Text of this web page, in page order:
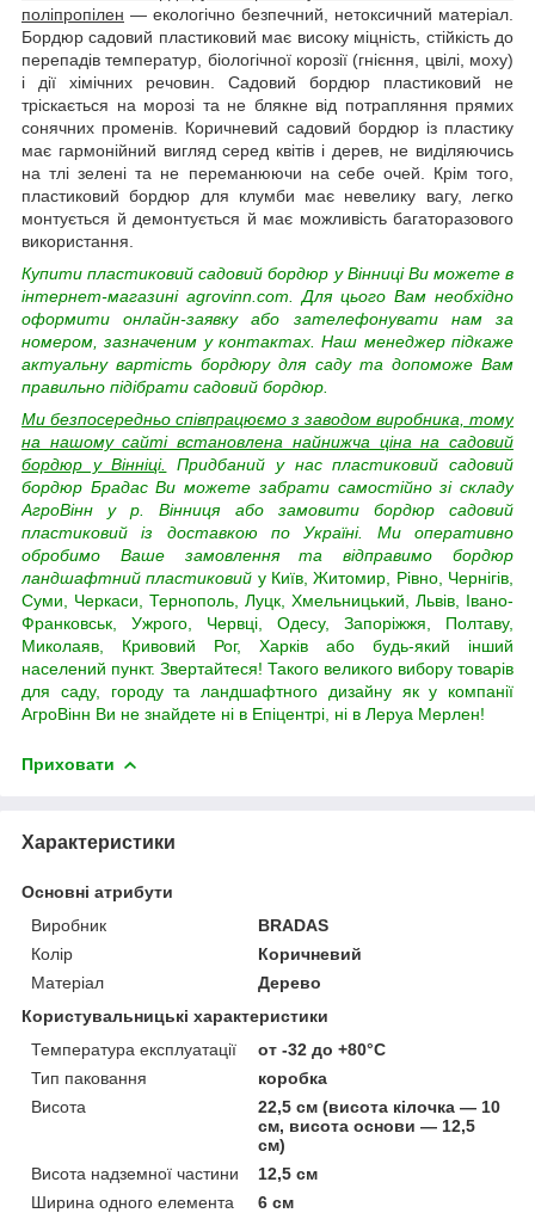
поліпропілен — екологічно безпечний, нетоксичний матеріал.
Бордюр садовий пластиковий має високу міцність, стійкість до
перепадів температур, біологічної корозії (гнієння, цвілі, моху)
і дії хімічних речовин. Садовий бордюр пластиковий не
тріскається на морозі та не блякне від потрапляння прямих
сонячних променів. Коричневий садовий бордюр із пластику
має гармонійний вигляд серед квітів і дерев, не виділяючись
на тлі зелені та не переманюючи на себе очей. Крім того,
пластиковий бордюр для клумби має невелику вагу, легко
монтується й демонтується й має можливість багаторазового
використання.
Купити пластиковий садовий бордюр у Вінниці Ви можете в
інтернет-магазині agrovinn.com. Для цього Вам необхідно
оформити онлайн-заявку або зателефонувати нам за
номером, зазначеним у контактах. Наш менеджер підкаже
актуальну вартість бордюру для саду та допоможе Вам
правильно підібрати садовий бордюр.
Ми безпосередньо співпрацюємо з заводом виробника, тому
на нашому сайті встановлена найнижча ціна на садовий
бордюр у Вінніці.
Придбаний у нас пластиковий садовий
бордюр Брадас Ви можете забрати самостійно зі складу
АгроВінн у р. Вінниця або замовити бордюр садовий
пластиковий із доставкою по Україні. Ми оперативно
обробимо Ваше замовлення та відправимо бордюр
ландшафтний пластиковий у Київ, Житомир, Рівно, Чернігів,
Суми, Черкаси, Тернополь, Луцк, Хмельницький, Львів, Івано-
Франковськ, Ужрого, Червці, Одесу, Запоріжжя, Полтаву,
Миколаяв, Кривовий Рог, Харків або будь-який інший
населений пункт. Звертайтеся! Такого великого вибору товарів
для саду, городу та ландшафтного дизайну як у компанії
АгроВінн Ви не знайдете ні в Епіцентрі, ні в Леруа Мерлен!
Приховати
Характеристики
Основні атрибути
Виробник
BRADAS
Колір
Коричневий
Матеріал
Дерево
Користувальницькі характеристики
Температура експлуатації
от -32 до +80°С
Тип паковання
коробка
Висота
22,5 см (висота кілочка — 10
см, висота основи — 12,5
см)
Висота надземної частини
12,5 см
Ширина одного елемента
6 см